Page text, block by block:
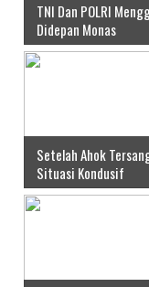
TNI Dan POLRI
Didepan Monas
Setelah Ahok
Situasi Kondusif